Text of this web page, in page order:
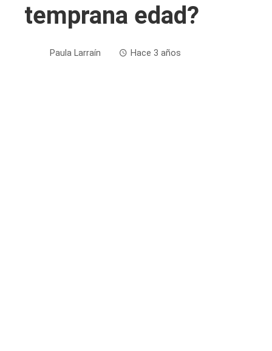
temprana edad?
Paula Larraín Hace 3 años